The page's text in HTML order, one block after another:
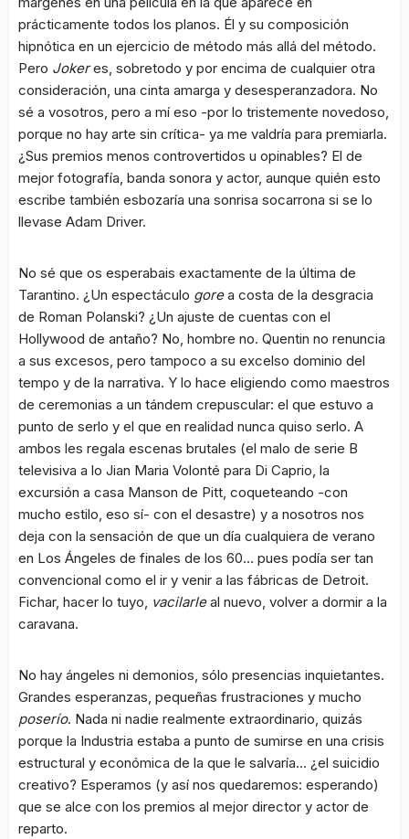
prácticamente todos los planos. Él y su composición
hipnótica en un ejercicio de método más allá del método.
Pero Jokeres, sobretodo y por encima de cualquier otra
consideración, una cinta amarga y desesperanzadora. No
sé a vosotros, pero a mí eso -por lo tristemente novedoso,
porque no hay arte sin crítica- ya me valdría para premiarla.
¿Sus premios menos controvertidos u opinables? El de
mejor fotografía, banda sonora y actor, aunque quién esto
escribe también esbozaría una sonrisa socarrona si se lo
llevase Adam Driver.
No sé que os esperabais exactamente de la última de
Tarantino. ¿Un espectáculo gorea costa de la desgracia
de Roman Polanski? ¿Un ajuste de cuentas con el
Hollywood de antaño? No, hombre no. Quentin no renuncia
a sus excesos, pero tampoco a su excelso dominio del
tempo y de la narrativa. Y lo hace eligiendo como maestros
de ceremonias a un tándem crepuscular: el que estuvo a
punto de serlo y el que en realidad nunca quiso serlo. A
ambos les regala escenas brutales (el malo de serie B
televisiva a lo Jian Maria Volonté para Di Caprio, la
excursión a casa Manson de Pitt, coqueteando -con
mucho estilo, eso sí- con el desastre) y a nosotros nos
deja con la sensación de que un día cualquiera de verano
en Los Ángeles de finales de los 60… pues podía ser tan
convencional como el ir y venir a las fábricas de Detroit.
Fichar, hacer lo tuyo, vacilarleal nuevo, volver a dormir a la
caravana.
No hay ángeles ni demonios, sólo presencias inquietantes.
Grandes esperanzas, pequeñas frustraciones y mucho
poserío. Nada ni nadie realmente extraordinario, quizás
porque la Industria estaba a punto de sumirse en una crisis
estructural y económica de la que le salvaría… ¿el suicidio
creativo? Esperamos (y así nos quedaremos: esperando)
que se alce con los premios al mejor director y actor de
reparto.